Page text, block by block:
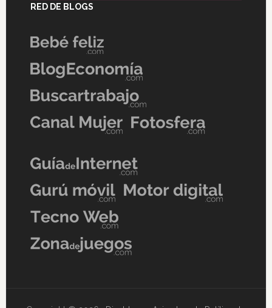
RED DE BLOGS